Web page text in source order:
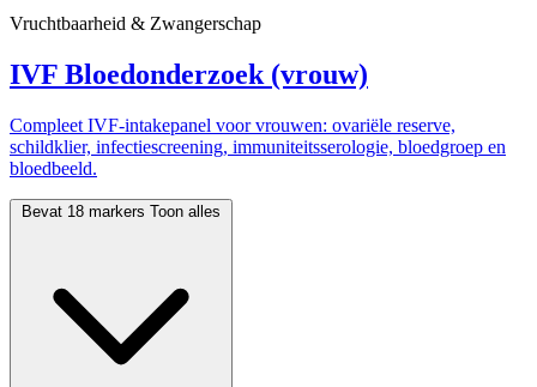
Vruchtbaarheid & Zwangerschap
IVF Bloedonderzoek (vrouw)
Compleet IVF-intakepanel voor vrouwen: ovariële reserve,
schildklier, infectiescreening, immuniteitsserologie, bloedgroep en
bloedbeeld.
Bevat 18 markers Toon alles